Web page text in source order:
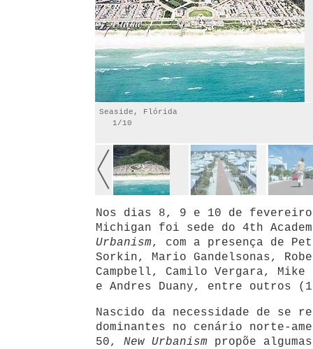
Seaside, Flórida
1/10
Nos dias 8, 9 e 10 de
Michigan foi sede do 4th
Urbanism, com a presença de
Sorkin, Mario Gandelsonas,
Campbell, Camilo Vergara,
e Andres Duany, entre outros
Nascido da necessidade de se
dominantes no cenário norte-
50, New Urbanism propõe